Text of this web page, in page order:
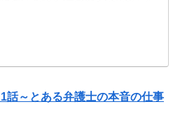
話～とある弁護士の本音の仕事